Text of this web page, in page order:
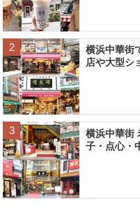
横浜中華街
店や大型シ
横浜中華街
子・点心・